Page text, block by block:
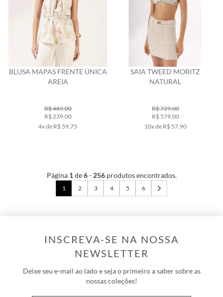
BLUSA MAPAS FRENTE ÚNICA
AREIA
R$ 489,00
R$ 239,00
4x de R$ 59,75
SAIA TWEED MORITZ
NATURAL
R$ 729,00
R$ 579,00
10x de R$ 57,90
Página 1de6- 256produtos encontrados.
1 2 3 4 5 6
INSCREVA-SE NA NOSSA
NEWSLETTER
Deixe seu e-mail ao lado e seja o primeiro a saber sobre as
nossas coleções!